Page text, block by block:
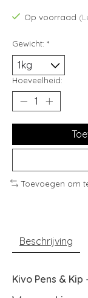
Op voorraad
Gewicht: *
Hoeveelheid:
Toevoegen om
Beschrijving
Kivo Pens &